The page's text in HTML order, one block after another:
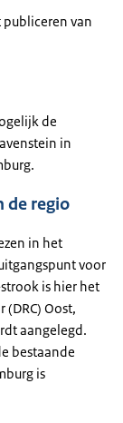
van
de
in
de regio
in het
voor
is hier het
Oost,
aangelegd.
bestaande
is